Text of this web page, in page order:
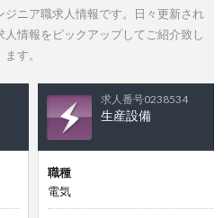
ジニア職求人情報です。日々更新され
情報をピックアップしてご紹介致し
ます。
求人番号0238534
生産設備
職種
電気